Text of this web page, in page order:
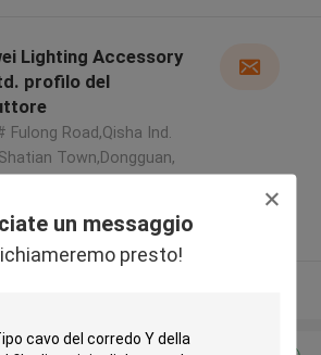
un messaggio
presto!
Lighting Accessory
profilo del
Fulong Road,Qisha Ind.
Town,Dongguan,
verificato